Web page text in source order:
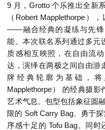
9 月，Grotto 个乐推出全新
（Robert Mapplethorpe）
——融合经典的凝练与先锋
能。本次联名系列通过多元
质感相互映照，在自由流
达，演绎在两极之间自由游
牌经典轮廓为基础，将
Mapplethorpe） 的经典摄
艺术气息。包型包括象征圆
限的 Soft Carry Bag、勇于
序感十足的 Tofu Bag。同